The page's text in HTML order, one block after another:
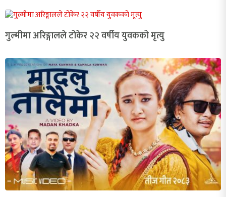
गुल्मीमा अरिङ्गालले टोकेर २२ वर्षीय युवकको मृत्यु